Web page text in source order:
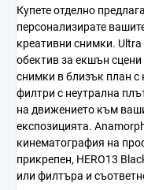
Купете отделно
персонализирате
креативни снимки. Ultra
обектив за екшън
снимки в близък план с
филтри с неутрална
на движението към
експозицията.
кинематография на
прикрепен, HERO13
или филтъра и